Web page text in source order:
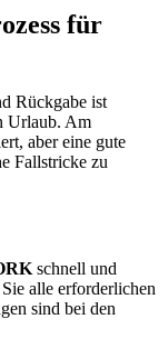
für
Rückgabe ist
Urlaub. Am
aber eine gute
Fallstricke zu
schnell und
alle erforderlichen
sind bei den